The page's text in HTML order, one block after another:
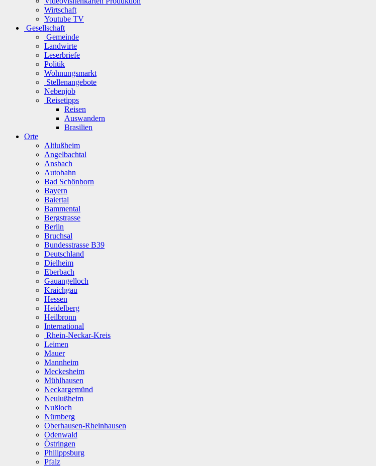
Wirtschaft
Youtube TV
Gesellschaft
Gemeinde
Landwirte
Leserbriefe
Politik
Wohnungsmarkt
Stellenangebote
Nebenjob
Reisetipps
Reisen
Auswandern
Brasilien
Orte
Altlußheim
Angelbachtal
Ansbach
Autobahn
Bad Schönborn
Bayern
Baiertal
Bammental
Bergstrasse
Berlin
Bruchsal
Bundesstrasse B39
Deutschland
Dielheim
Eberbach
Gauangelloch
Kraichgau
Hessen
Heidelberg
Heilbronn
International
Rhein-Neckar-Kreis
Leimen
Mauer
Mannheim
Meckesheim
Mühlhausen
Neckargemünd
Neulußheim
Nußloch
Nürnberg
Oberhausen-Rheinhausen
Odenwald
Östringen
Philippsburg
Pfalz